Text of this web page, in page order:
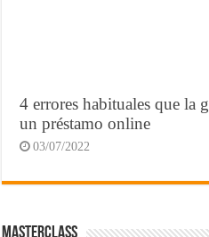
4 errores habituales que la
un préstamo online
03/07/2022